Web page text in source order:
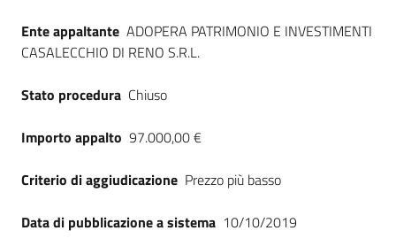
English
site
Seguici
Ente appaltante ADOPERA PATRIMONIO E INVESTIMENTI
CASALECCHIO DI RENO S.R.L.
Stato procedura Chiuso
Importo appalto 97.000,00 €
Criterio di aggiudicazione Prezzo più basso
Data di pubblicazione a sistema 10/10/2019